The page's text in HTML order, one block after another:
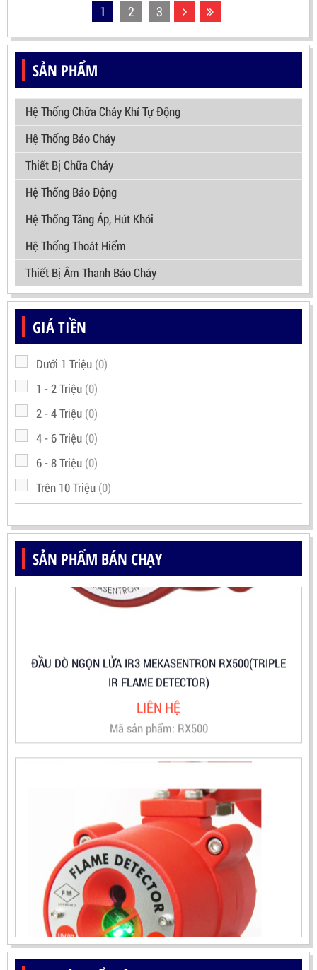
SẢN PHẨM
Hệ Thống Chữa Cháy Khí Tự Động
Hệ Thống Báo Cháy
Thiết Bị Chữa Cháy
Hệ Thống Báo Động
Hệ Thống Tăng Áp, Hút Khói
Hệ Thống Thoát Hiểm
Thiết Bị Âm Thanh Báo Cháy
GIÁ TIỀN
Dưới 1 Triệu (0)
1 - 2 Triệu (0)
2 - 4 Triệu (0)
4 - 6 Triệu (0)
6 - 8 Triệu (0)
Trên 10 Triệu (0)
SẢN PHẨM BÁN CHẠY
ĐẦU DÒ NGỌN LỬA IR3 MEKASENTRON RX500(TRIPLE
IR FLAME DETECTOR)
Mã sản phẩm: RX500
1 2 3